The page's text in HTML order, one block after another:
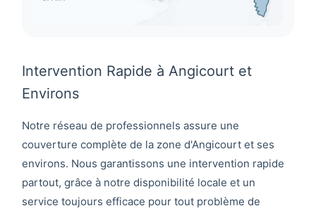
Intervention Rapide à Angicourt et
Environs
Notre réseau de professionnels assure une
couverture complète de la zone d'Angicourt et ses
environs. Nous garantissons une intervention rapide
partout, grâce à notre disponibilité locale et un
service toujours efficace pour tout problème de